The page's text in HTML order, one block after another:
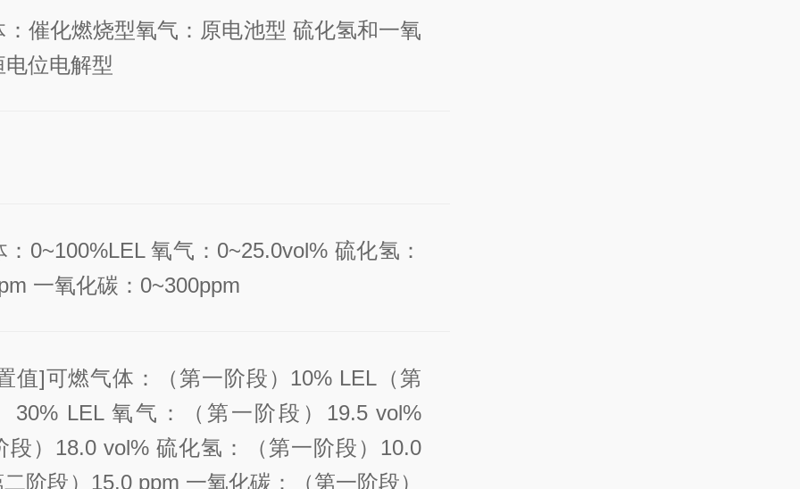
：催化燃烧型氧气：原电池型 硫化氢和一氧
位电解型
：0~100%LEL 氧气 ：0~25.0vol% 硫化氢 ：
一氧化碳 ：0~300ppm
值]可燃气体：（第一阶段）10% LEL（第
30% LEL 氧气 ：（第一阶段）19.5 vol%
段）18.0 vol% 硫化氢 ：（第一阶段）10.0
阶段）15.0 ppm 一氧化碳 ：（第一阶段）